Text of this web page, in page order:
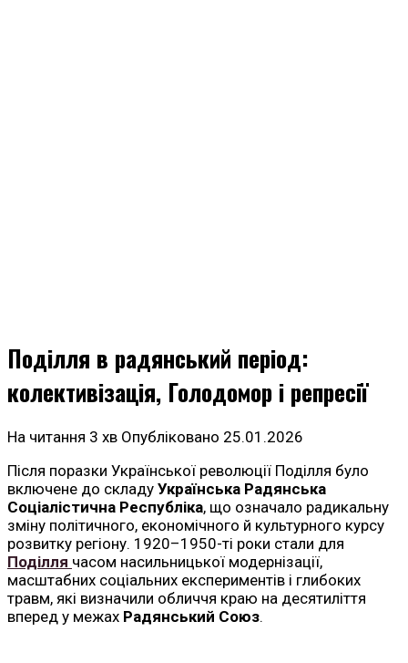
Поділля в радянський період:
колективізація, Голодомор і репресії
На читання 3 хв Опубліковано 25.01.2026
Після поразки Української революції Поділля було
включене до складу Українська Радянська
Соціалістична Республіка, що означало радикальну
зміну політичного, економічного й культурного курсу
розвитку регіону. 1920–1950-ті роки стали для
Поділля часом насильницької модернізації,
масштабних соціальних експериментів і глибоких
травм, які визначили обличчя краю на десятиліття
вперед у межах Радянський Союз.